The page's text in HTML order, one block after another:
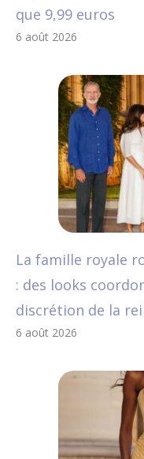
que 9,99 euros
6 août 2026
La famille royale
: des looks
discrétion de la
6 août 2026